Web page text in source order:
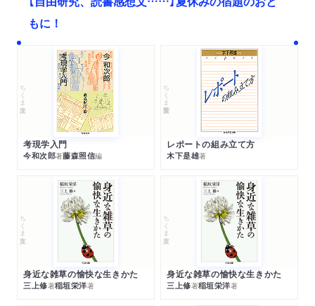
もに！
ちくま文庫
考現学入門
今和次郎著藤森照信編
ちくま学芸文庫
レポートの組み立て方
木下是雄著
ちくま文庫
身近な雑草の愉快な生きかた
三上修著稲垣栄洋著
ちくま文庫
身近な雑草の愉快な生きかた
三上修著稲垣栄洋著